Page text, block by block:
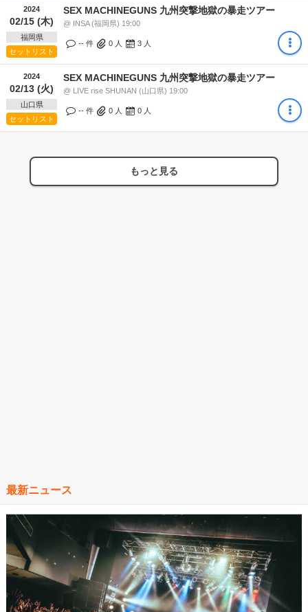
2024
02/15 (木)
福岡県
セットリスト
SEX MACHINEGUNS 九州突撃地獄の暴走ツアー
@ INSA (福岡県) 19:00
-- 件 0 人 3 人
2024
02/13 (火)
山口県
セットリスト
SEX MACHINEGUNS 九州突撃地獄の暴走ツアー
@ LIVE rise SHUNAN (山口県) 19:00
-- 件 0 人 0 人
もっと見る
最新ニュース